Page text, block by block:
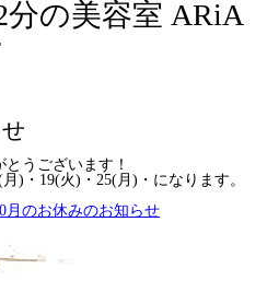
の美容室 ARiA
うございます！
)・19(火)・25(月)・になります。
月のお休みのお知らせ